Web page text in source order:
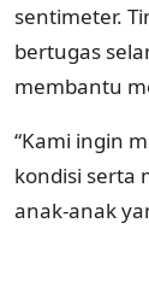
sentimeter.
bertugas
membantu
“Kami ingin
kondisi serta
anak-anak